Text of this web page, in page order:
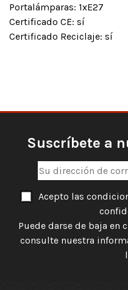
Portalámparas: 1xE27
Certificado CE: sí
Certificado Reciclaje: sí
Suscríbete a
Acepto las
Puede darse de baja en
consulte nuestra